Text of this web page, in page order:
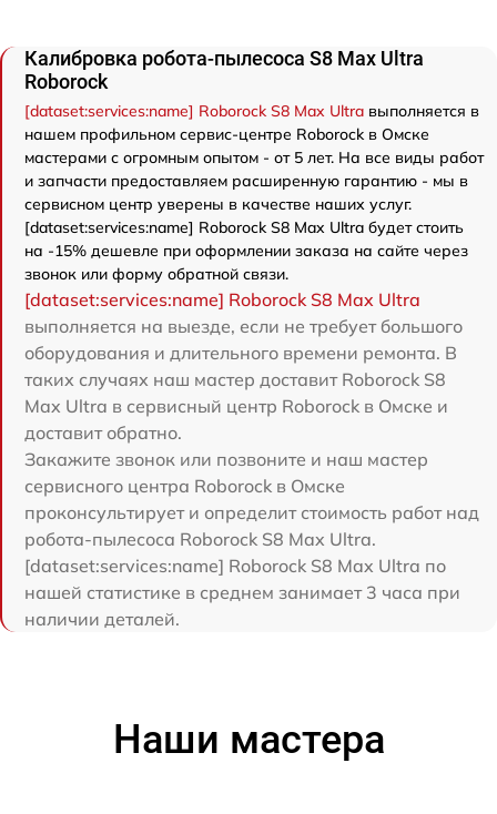
Калибровка робота-пылесоса S8 Max Ultra
Roborock
[dataset:services:name] Roborock S8 Max Ultra выполняется в
нашем профильном сервис-центре Roborock в Омске
мастерами с огромным опытом - от 5 лет. На все виды работ
и запчасти предоставляем расширенную гарантию - мы в
сервисном центр уверены в качестве наших услуг.
[dataset:services:name] Roborock S8 Max Ultra будет стоить
на -15% дешевле при оформлении заказа на сайте через
звонок или форму обратной связи.
[dataset:services:name] Roborock S8 Max Ultra
выполняется на выезде, если не требует большого
оборудования и длительного времени ремонта. В
таких случаях наш мастер доставит Roborock S8
Max Ultra в сервисный центр Roborock в Омске и
доставит обратно.
Закажите звонок или позвоните и наш мастер
сервисного центра Roborock в Омске
проконсультирует и определит стоимость работ над
робота-пылесоса Roborock S8 Max Ultra.
[dataset:services:name] Roborock S8 Max Ultra по
нашей статистике в среднем занимает 3 часа при
наличии деталей.
Наши мастера